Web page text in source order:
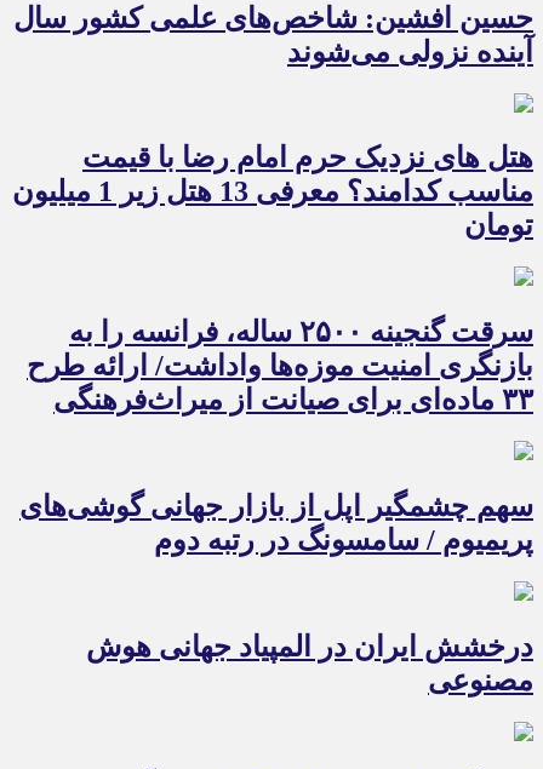
حسین افشین: شاخص‌های علمی کشور سال
آینده نزولی می‌شوند
هتل های نزدیک حرم امام رضا با قیمت
مناسب کدامند؟ معرفی 13 هتل زیر 1 میلیون
تومان
سرقت گنجینه ۲۵۰۰ ساله، فرانسه را به
بازنگری امنیت موزه‌ها واداشت/ ارائه طرح
۳۳ ماده‌ای برای صیانت از میراث‌فرهنگی
سهم چشمگیر اپل از بازار جهانی گوشی‌های
پریمیوم / سامسونگ در رتبه دوم
درخشش ایران در المپیاد جهانی هوش
مصنوعی